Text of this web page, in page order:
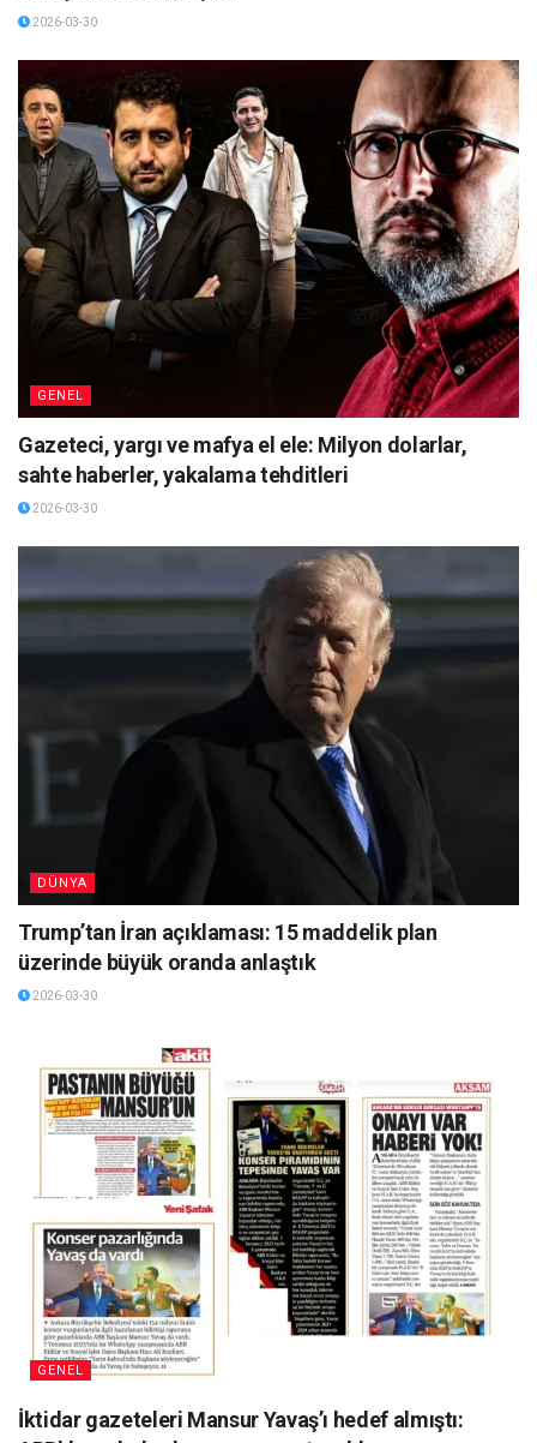
2026-03-30
GENEL
Gazeteci, yargı ve mafya el ele: Milyon dolarlar,
sahte haberler, yakalama tehditleri
2026-03-30
DÜNYA
Trump’tan İran açıklaması: 15 maddelik plan
üzerinde büyük oranda anlaştık
2026-03-30
GENEL
İktidar gazeteleri Mansur Yavaş’ı hedef almıştı: